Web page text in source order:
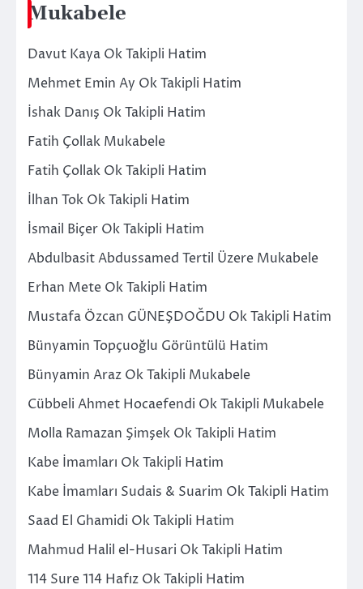
Mukabele
Davut Kaya Ok Takipli Hatim
Mehmet Emin Ay Ok Takipli Hatim
İshak Danış Ok Takipli Hatim
Fatih Çollak Mukabele
Fatih Çollak Ok Takipli Hatim
İlhan Tok Ok Takipli Hatim
İsmail Biçer Ok Takipli Hatim
Abdulbasit Abdussamed Tertil Üzere Mukabele
Erhan Mete Ok Takipli Hatim
Mustafa Özcan GÜNEŞDOĞDU Ok Takipli Hatim
Bünyamin Topçuoğlu Görüntülü Hatim
Bünyamin Araz Ok Takipli Mukabele
Cübbeli Ahmet Hocaefendi Ok Takipli Mukabele
Molla Ramazan Şimşek Ok Takipli Hatim
Kabe İmamları Ok Takipli Hatim
Kabe İmamları Sudais & Suarim Ok Takipli Hatim
Saad El Ghamidi Ok Takipli Hatim
Mahmud Halil el-Husari Ok Takipli Hatim
114 Sure 114 Hafız Ok Takipli Hatim